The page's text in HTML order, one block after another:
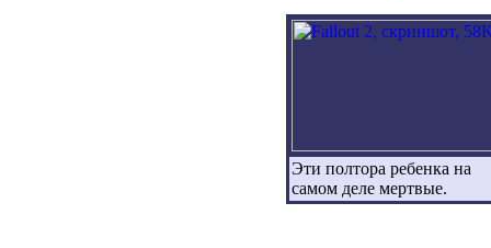
Эти полтора ребенка на
самом деле мертвые.